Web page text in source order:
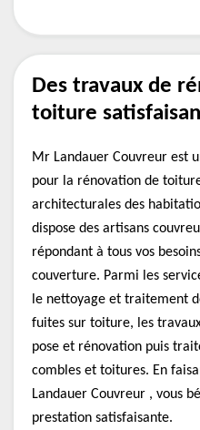
Des travaux de
toiture
Mr Landauer Couvreur est
pour la rénovation de
architecturales des
dispose des artisans
répondant à tous vos
couverture. Parmi les
le nettoyage et traitement
fuites sur toiture, les
pose et rénovation puis
combles et toitures. En
Landauer Couvreur , vous
prestation satisfaisante.